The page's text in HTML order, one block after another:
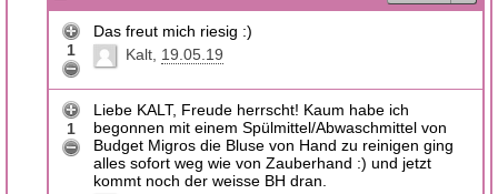
1
Das freut mich riesig :)
Kalt 19.05.19
1
Liebe KALT, Freude herrscht! Kaum habe ich
begonnen mit einem Spülmittel/Abwaschmittel von
Budget Migros die Bluse von Hand zu reinigen ging
alles sofort weg wie von Zauberhand :) und jetzt
kommt noch der weisse BH dran.